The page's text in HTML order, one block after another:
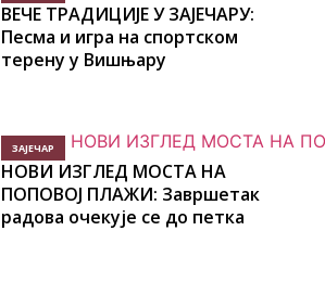
ВЕЧЕ ТРАДИЦИЈЕ У ЗАЈЕЧАРУ:
Песма и игра на спортском
терену у Вишњару
ЗАЈЕЧАР
НОВИ ИЗГЛЕД МОСТА НА
ПОПОВОЈ ПЛАЖИ: Завршетак
радова очекује се до петка